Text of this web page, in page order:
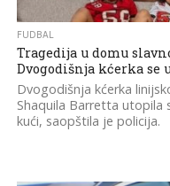
FUDBAL
Tragedija u domu
Dvogodišnja kćerka se
Dvogodišnja kćerka
Shaquila Barretta utopila
kući, saopštila je policija.